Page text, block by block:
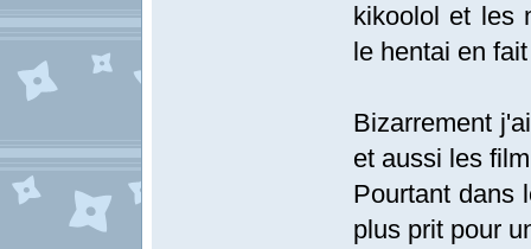
kikoolol et les
le hentai en
Bizarrement
et aussi les
Pourtant dans
plus prit pour